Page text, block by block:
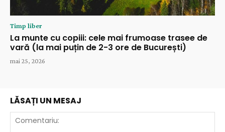
Timp liber
La munte cu copiii: cele mai frumoase trasee de
vară (la mai puțin de 2-3 ore de București)
mai 25, 2026
LĂSAȚI UN MESAJ